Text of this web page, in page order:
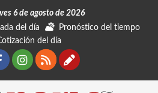
6 de agosto de 2026
del día
Pronóstico del tiempo
del día
Instagram
RSSContáctanos